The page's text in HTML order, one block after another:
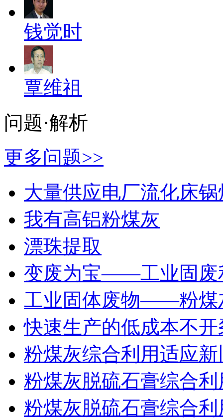
钱觉时
覃维祖
问题·解析
更多问题>>
大量供应电厂流化床
我有高铝粉煤灰
漂珠提取
变废为宝——工业固废
工业固体废物——粉煤
快速生产的低成本不
粉煤灰综合利用适应
粉煤灰脱硫石膏综合
粉煤灰脱硫石膏综合